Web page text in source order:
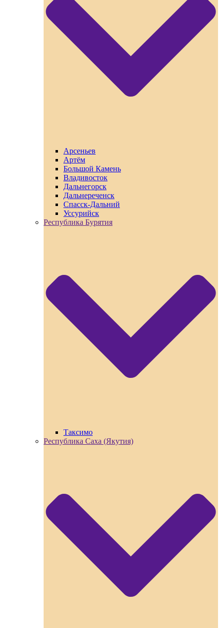
Арсеньев
Артём
Большой Камень
Владивосток
Дальнегорск
Дальнереченск
Спасск-Дальний
Уссурийск
Республика Бурятия
Таксимо
Республика Саха (Якутия)